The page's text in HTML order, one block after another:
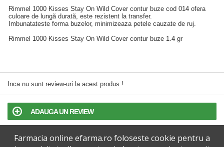
Rimmel 1000 Kisses Stay On Wild Cover contur buze cod 014 ofera
culoare de lungă durată, este rezistent la transfer.
Imbunatateste forma buzelor, minimizeaza petele cauzate de ruj.
Rimmel 1000 Kisses Stay On Wild Cover contur buze 1.4 gr
Inca nu sunt review-uri la acest produs !
ADAUGA UN REVIEW
TERMENI SI CONDITII
Farmacia online efarma.ro foloseste cookie pentru a